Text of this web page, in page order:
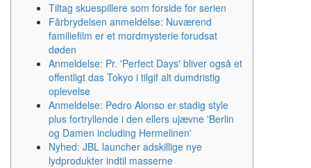
Tiltag skuespillere som forside for serien
Fårbrydelsen anmeldelse: Nuværend
familiefilm er et mordmysterie forudsat
døden
Anmeldelse: Pr. 'Perfect Days' bliver også et
offentligt das Tokyo i tilgif alt dumdristig
oplevelse
Anmeldelse: Pedro Alonso er stadig style
plus fortryllende i den ellers ujævne 'Berlin
og Damen including Hermelinen'
Nyhed: JBL launcher adskillige nye
lydprodukter indtil masserne